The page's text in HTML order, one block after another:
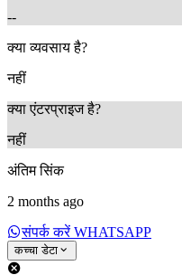
--
क्या व्यवसाय है?
नहीं
क्या एंटरप्राइज है?
नहीं
अंतिम सिंक
2 months ago
संपर्क करें WHATSAPP
कच्चा डेटा